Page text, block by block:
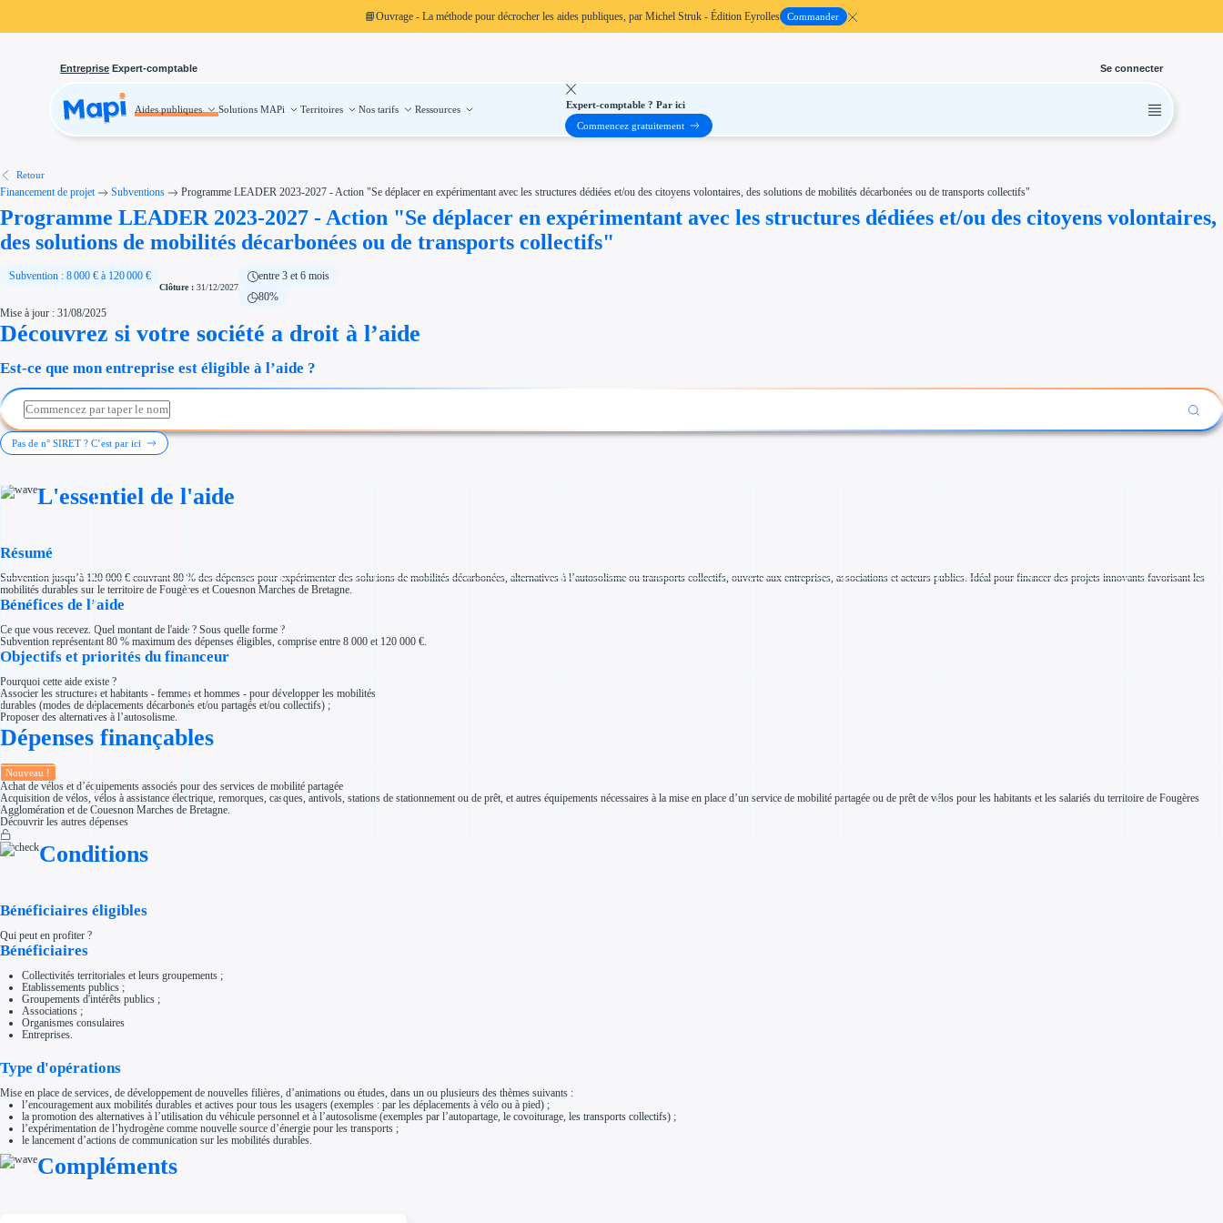
📘Ouvrage - La méthode pour décrocher les aides publiques, par Michel Struk - Édition Eyrolles Commander
Entreprise Expert-comptable Se connecter
Aides publiques Solutions MAPi Territoires Nos tarifs Ressources
Aides publiques
Investissement
Thématiques
Financement innovation
Transition écologique
Développement international
Transition numérique
Économies d'énergie et d'eau
Création d'entreprise
Cession d'entreprise
Aides Ressources Humaines
Type de financements
Subventions
Concours entreprise
Réduction des coûts
Aides Fiscales et sociales
Prêt entreprise
Prêt d'honneur
Aides par organisme financeur
Aides Bpifrance
Aides ADEME
Solutions MAPi
Simulateur d'éligibilité
Trouvez des idées de dépenses éligibles
Quelles aides pour votre secteur ?
Territoires
Régions de A à H
Aides Région Auvergne-Rhône-Alpes
Aides Région Bretagne
Aides Région Centre-Val de Loire
Aides Région Hauts-de-France
Régions de I à P
Aides Région Île-de-France
Aides Nationales
Nos tarifs
Nos partenaires
Contactez-nous
Expert-comptable ? Par ici
Commencez gratuitement
Retour
Financement de projet Subventions Programme LEADER 2023-2027 - Action "Se déplacer en expérimentant avec les structures dédiées et/ou des citoyens volontaires, des solutions de mobilités décarbonées ou de transports collectifs"
Programme LEADER 2023-2027 - Action "Se déplacer en expérimentant avec les structures dédiées et/ou des citoyens volontaires,
des solutions de mobilités décarbonées ou de transports collectifs"
Subvention : 8 000 € à 120 000 €
Clôture : 31/12/2027
entre 3 et 6 mois
80%
Mise à jour : 31/08/2025
Découvrez si votre société a droit à l’aide
Est-ce que mon entreprise est éligible à l’aide ?
Pas de n° SIRET ? C’est par ici
L'essentiel de l'aide
Résumé
Subvention jusqu’à 120 000 € couvrant 80 % des dépenses pour expérimenter des solutions de mobilités décarbonées, alternatives à l’autosolisme ou transports collectifs, ouverte aux entreprises, associations et acteurs publics. Idéal pour financer des projets innovants favorisant les
mobilités durables sur le territoire de Fougères et Couesnon Marches de Bretagne.
Bénéfices de l’aide
Ce que vous recevez. Quel montant de l'aide ? Sous quelle forme ?
Subvention représentant 80 % maximum des dépenses éligibles, comprise entre 8 000 et 120 000 €.
Objectifs et priorités du financeur
Pourquoi cette aide existe ?
Associer les structures et habitants - femmes et hommes - pour développer les mobilités
durables (modes de déplacements décarbonés et/ou partagés et/ou collectifs) ;
Proposer des alternatives à l’autosolisme.
Dépenses finançables
Nouveau !
Achat de vélos et d’équipements associés pour des services de mobilité partagée
Acquisition de vélos, vélos à assistance électrique, remorques, casques, antivols, stations de stationnement ou de prêt, et autres équipements nécessaires à la mise en place d’un service de mobilité partagée ou de prêt de vélos pour les habitants et les salariés du territoire de Fougères
Agglomération et de Couesnon Marches de Bretagne.
Découvrir les autres dépenses
Conditions
Bénéficiaires éligibles
Qui peut en profiter ?
Bénéficiaires
Collectivités territoriales et leurs groupements ;
Etablissements publics ;
Groupements d'intérêts publics ;
Associations ;
Organismes consulaires
Entreprises.
Type d'opérations
Mise en place de services, de développement de nouvelles filières, d’animations ou études, dans un ou plusieurs des thèmes suivants :
l’encouragement aux mobilités durables et actives pour tous les usagers (exemples : par les déplacements à vélo ou à pied) ;
la promotion des alternatives à l’utilisation du véhicule personnel et à l’autosolisme (exemples par l’autopartage, le covoiturage, les transports collectifs) ;
l’expérimentation de l’hydrogène comme nouvelle source d’énergie pour les transports ;
le lancement d’actions de communication sur les mobilités durables.
Compléments